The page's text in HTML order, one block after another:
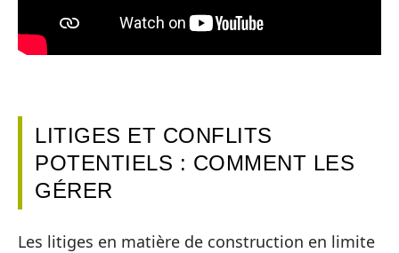
LITIGES ET CONFLITS
POTENTIELS : COMMENT LES
GÉRER
Les litiges en matière de construction en limite